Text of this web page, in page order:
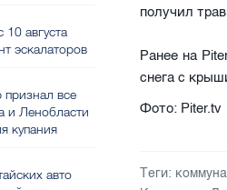
получил
Ранее на
снега с
Фото: Piter.tv
Теги:
10 августа
эскалаторов
признал все
и Ленобласти
купания
авто